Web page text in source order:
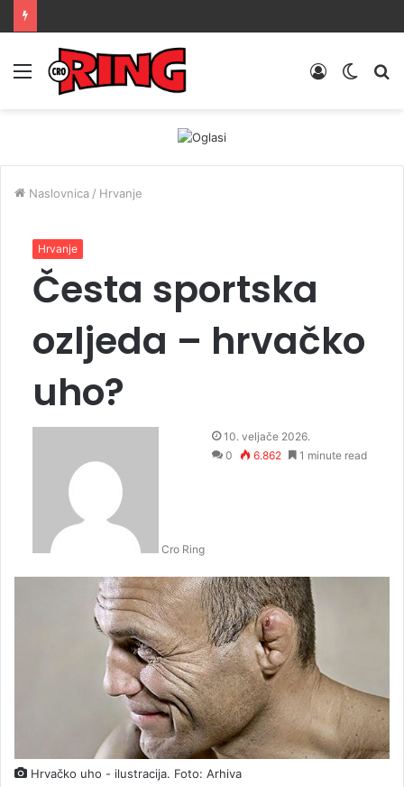
Menu
Switch
Prijava
Naslovnica / Hrvanje
Hrvanje
Česta sportska
ozljeda – hrvačko
uho?
Cro Ring
10. veljače 2026.
0
6.862 1 minute read
Hrvačko uho - ilustracija. Foto: Arhiva